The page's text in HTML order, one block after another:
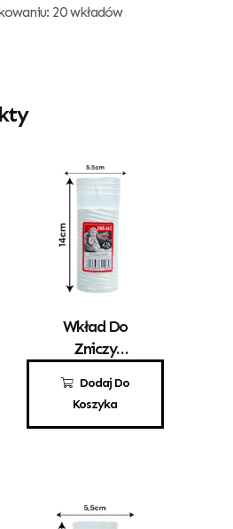
20 wkładów
Dodaj Do
Koszyka
Wkład Do
Zniczy
ZWŚ 3A/C
3,10 zł